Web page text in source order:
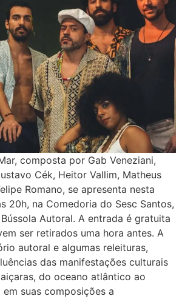
composta por Gab Veneziani,
Cék, Heitor Vallim, Matheus
Romano, se apresenta nesta
20h, na Comedoria do Sesc Santos,
Autoral. A entrada é gratuita
ser retirados uma hora antes. A
autoral e algumas releituras,
das manifestações culturais
do oceano atlântico ao
suas composições a